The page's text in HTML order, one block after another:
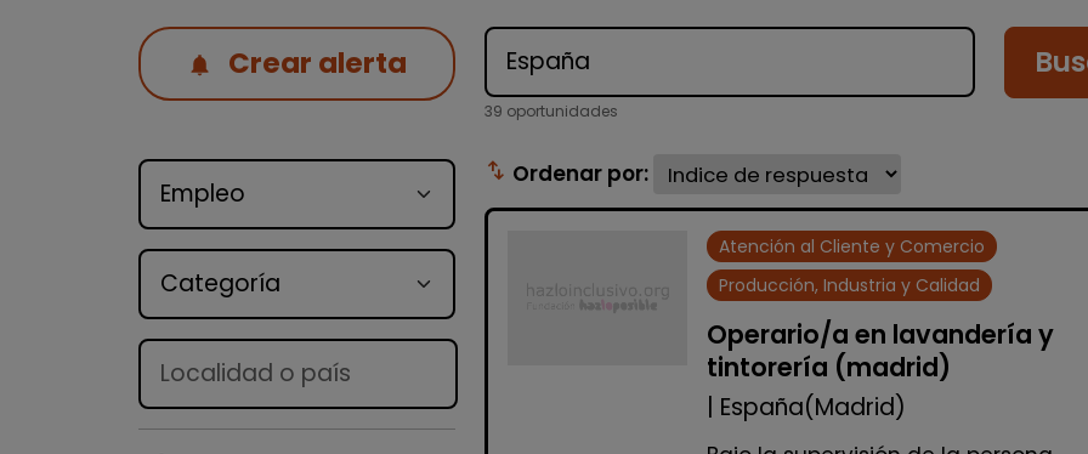
Crear alerta
Tipo de oferta
Categoría
Lugar
39 oportunidades
swap_vert Ordenar por:
Atención al Cliente y Comercio
Producción, Industria y Calidad
Operario/a en lavandería y
tintorería (madrid)
| España(Madrid)